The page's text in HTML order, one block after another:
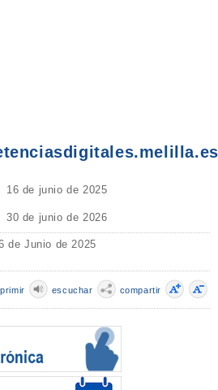
16 de junio de 2025
30 de junio de 2026
de Junio de 2025
compartir
escuchar